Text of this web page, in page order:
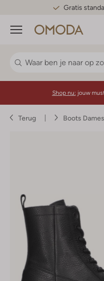
Gratis
Menu
Shop nu: jouw
Terug Boots Dames